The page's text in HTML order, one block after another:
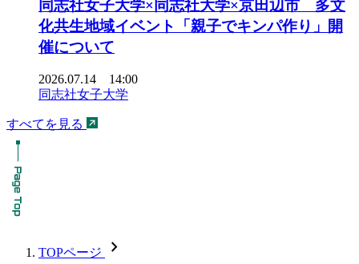
同志社女子大学×同志社大学×京田辺市 多文
化共生地域イベント「親子でキンパ作り」開
催について
2026.07.14 14:00
同志社女子大学
すべてを見る
TOPページ chevron_forward